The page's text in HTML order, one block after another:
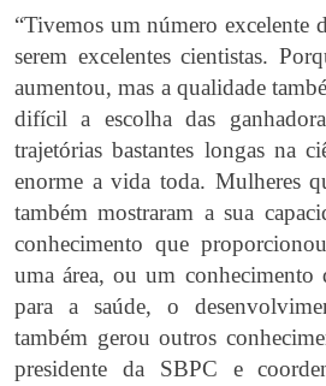
“Tivemos um número excelente
serem excelentes cientistas.
aumentou, mas a qualidade
difícil a escolha das
trajetórias bastantes longas na
enorme a vida toda. Mulheres
também mostraram a sua
conhecimento que
uma área, ou um conhecimento
para a saúde, o
também gerou outros
presidente da SBPC e